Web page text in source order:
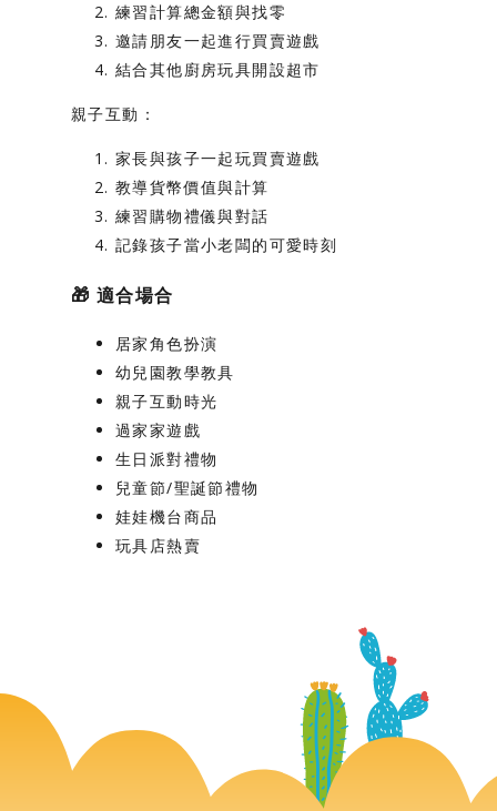
練習計算總金額與找零
邀請朋友一起進行買賣遊戲
結合其他廚房玩具開設超市
親子互動：
家長與孩子一起玩買賣遊戲
教導貨幣價值與計算
練習購物禮儀與對話
記錄孩子當小老闆的可愛時刻
🎁 適合場合
居家角色扮演
幼兒園教學教具
親子互動時光
過家家遊戲
生日派對禮物
兒童節/聖誕節禮物
娃娃機台商品
玩具店熱賣